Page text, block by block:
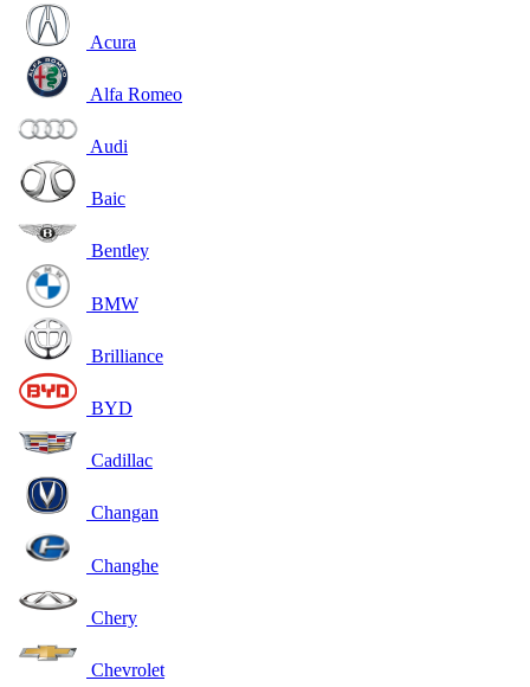
Acura
Alfa Romeo
Audi
Baic
Bentley
BMW
Brilliance
BYD
Cadillac
Changan
Changhe
Chery
Chevrolet